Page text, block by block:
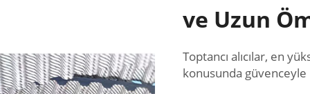
ve Uzun
Toptancı alıcılar, en
konusunda